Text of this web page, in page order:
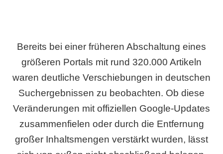
Bereits bei einer früheren Abschaltung eines
größeren Portals mit rund 320.000 Artikeln
waren deutliche Verschiebungen in deutschen
Suchergebnissen zu beobachten. Ob diese
Veränderungen mit offiziellen Google-Updates
zusammenfielen oder durch die Entfernung
großer Inhaltsmengen verstärkt wurden, lässt